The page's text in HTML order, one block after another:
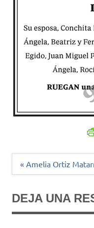
Navegación
« Amelia Ortiz
DEJA UNA